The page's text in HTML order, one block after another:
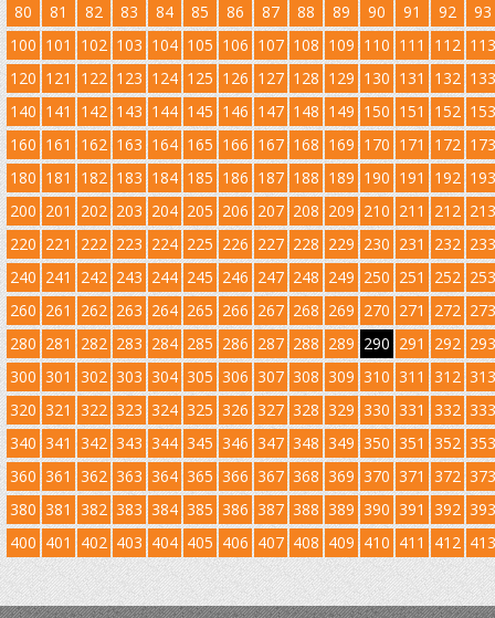
80
81 82 83 84 85 86 87 88 89 90 91 92
93
100 101 102 103 104 105 106 107 108 109 110 111 112 113
120 121 122 123 124 125 126 127 128 129 130 131 132 133
140 141 142 143 144 145 146 147 148 149 150 151 152 153
160 161 162 163 164 165 166 167 168 169 170 171 172 173
180 181 182 183 184 185 186 187 188 189 190 191 192 193
200 201 202 203 204 205 206 207 208 209 210 211 212 213
220 221 222 223 224 225 226 227 228 229 230 231 232 233
240 241 242 243 244 245 246 247 248 249 250 251 252 253
260 261 262 263 264 265 266 267 268 269 270 271 272 273
280 281 282 283 284 285 286 287 288 289 290 291 292 293
300 301 302 303 304 305 306 307 308 309 310 311 312 313
320 321 322 323 324 325 326 327 328 329 330 331 332 333
340 341 342 343 344 345 346 347 348 349 350 351 352 353
360 361 362 363 364 365 366 367 368 369 370 371 372 373
380 381 382 383 384 385 386 387 388 389 390 391 392 393
400 401 402 403 404 405 406 407 408 409 410 411 412 413